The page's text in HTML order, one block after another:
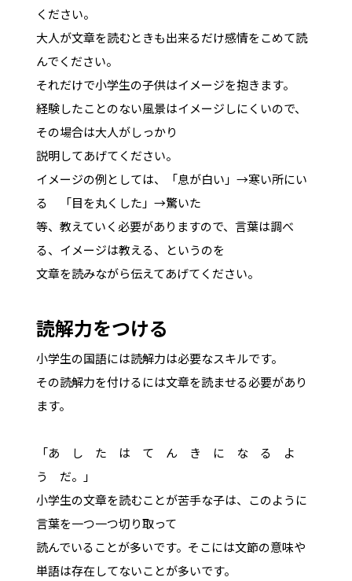
ください。
大人が文章を読むときも出来るだけ感情をこめて読
んでください。
それだけで小学生の子供はイメージを抱きます。
経験したことのない風景はイメージしにくいので、
その場合は大人がしっかり
説明してあげてください。
イメージの例としては、「息が白い」→寒い所にい
る 「目を丸くした」→驚いた
等、教えていく必要がありますので、言葉は調べ
る、イメージは教える、というのを
文章を読みながら伝えてあげてください。
読解力をつける
小学生の国語には読解力は必要なスキルです。
その読解力を付けるには文章を読ませる必要があり
ます。
「あ し た は て ん き に な る よ
う だ。」
小学生の文章を読むことが苦手な子は、このように
言葉を一つ一つ切り取って
読んでいることが多いです。そこには文節の意味や
単語は存在してないことが多いです。